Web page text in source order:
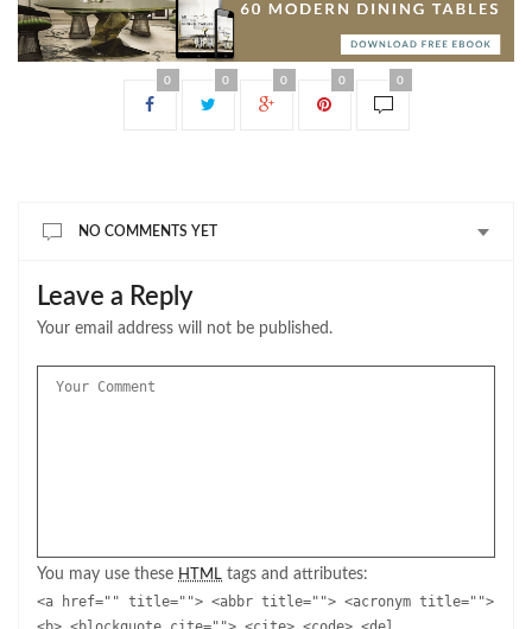
0 0 0 0 0
NO COMMENTS YET
Leave a Reply
Your email address will not be published.
You may use these HTML tags and attributes:
<a href="" title=""> <abbr title=""> <acronym title="">